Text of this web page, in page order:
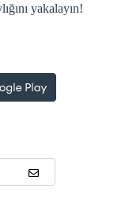
yakalayın!